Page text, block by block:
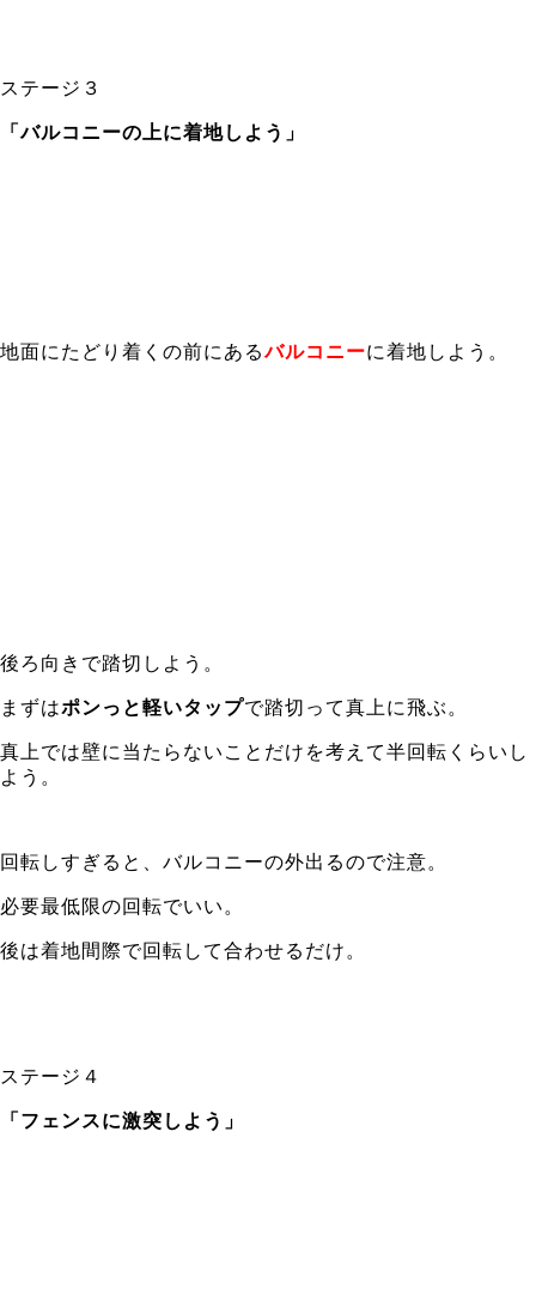
ステージ３
「バルコニーの上に着地しよう」
地面にたどり着くの前にあるバルコニーに着地しよう。
後ろ向きで踏切しよう。
まずはポンっと軽いタップで踏切って真上に飛ぶ。
真上では壁に当たらないことだけを考えて半回転くらいし
よう。
回転しすぎると、バルコニーの外出るので注意。
必要最低限の回転でいい。
後は着地間際で回転して合わせるだけ。
ステージ４
「フェンスに激突しよう」